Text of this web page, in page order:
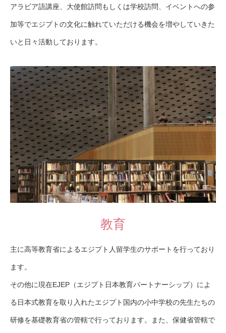
アラビア語講座、大使館訪問もしくは学校訪問、イベントへの参
加等でエジプトの文化に触れていただける機会を増やしていきた
いと日々活動しております。
教育
主に高等教育省によるエジプト人留学生のサポートを行っており
ます。
その他に現在EJEP（エジプト日本教育パートナーシップ）によ
る日本式教育を取り入れたエジプト国内の小中学校の先生たちの
研修を基礎教育省の管轄で行っております。また、保健省管轄で